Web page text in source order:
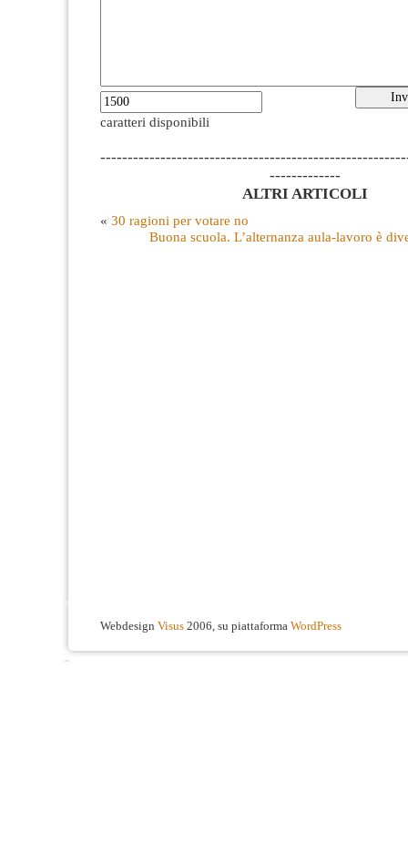
caratteri disponibili
-------------
ALTRI ARTICOLI
« 30 ragioni per votare no
Buona scuola. L’alternanza aula-lavoro è
Webdesign Visus 2006, su piattaforma WordPress